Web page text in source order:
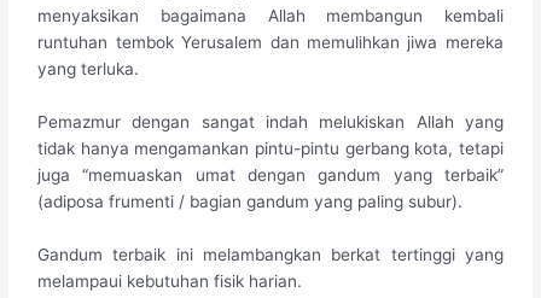
menyaksikan bagaimana Allah membangun kembali
runtuhan tembok Yerusalem dan memulihkan jiwa mereka
yang terluka.
Pemazmur dengan sangat indah melukiskan Allah yang
tidak hanya mengamankan pintu-pintu gerbang kota, tetapi
juga “memuaskan umat dengan gandum yang terbaik”
(adiposa frumenti / bagian gandum yang paling subur).
Gandum terbaik ini melambangkan berkat tertinggi yang
melampaui kebutuhan fisik harian.